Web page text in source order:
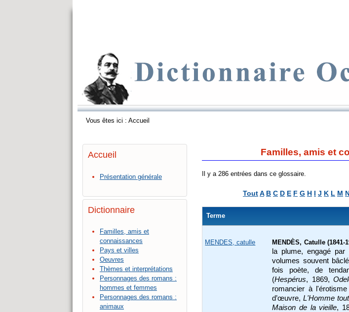
Vous êtes ici : Accueil
Accueil
Présentation générale
Dictionnaire
Familles, amis et
connaissances
Pays et villes
Oeuvres
Thèmes et interprétations
Personnages des romans :
hommes et femmes
Personnages des romans :
animaux
Familles, amis et
Il y a 286 entrées dans ce glossaire.
ToutA B C D E F G H I J K L M
Terme
MENDES, catulle MENDÈS, Catulle (1841-
la plume, engagé
volumes souvent
fois poète, de
(Hespérus, 1869,
romancier à
d’œuvre,L'Homme
Maison de la vieille,